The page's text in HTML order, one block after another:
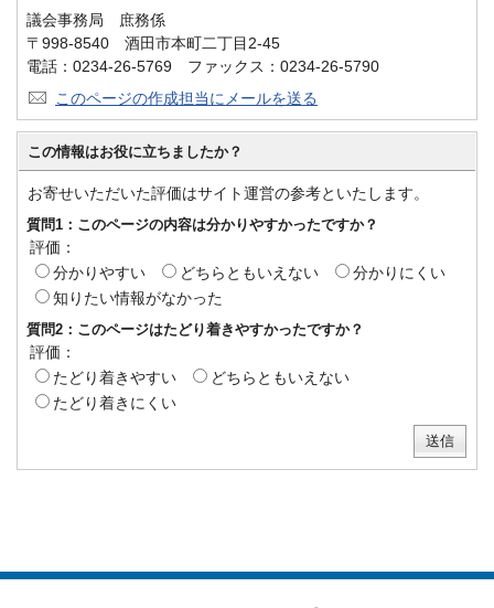
議会事務局 庶務係
〒998-8540 酒田市本町二丁目2-45
電話：0234-26-5769 ファックス：0234-26-5790
このページの作成担当にメールを送る
この情報はお役に立ちましたか？
お寄せいただいた評価はサイト運営の参考といたします。
質問1：このページの内容は分かりやすかったですか？
評価：
分かりやすい
どちらともいえない
分かりにくい
知りたい情報がなかった
質問2：このページはたどり着きやすかったですか？
評価：
たどり着きやすい
どちらともいえない
たどり着きにくい